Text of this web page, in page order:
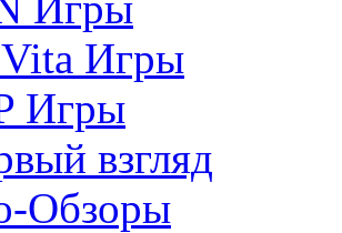
Игры
Игры
взгляд
Обзоры